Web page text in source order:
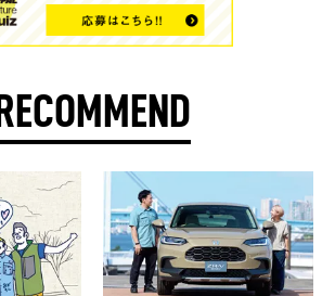
RECOMMEND